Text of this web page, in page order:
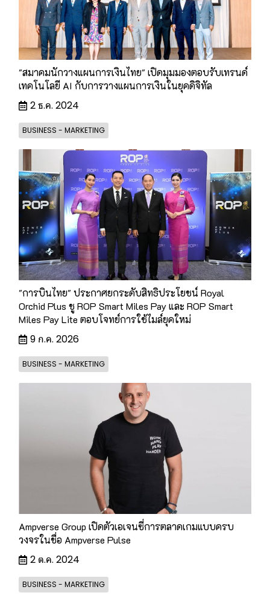
"สมาคมนักวางแผนการเงินไทย" เปิดมุมมองตอบรับเทรนด์
เทคโนโลยี AI กับการวางแผนการเงินในยุคดิจิทัล
2 ธ.ค. 2024
BUSINESS - MARKETING
"การบินไทย" ประกาศยกระดับสิทธิประโยชน์ Royal
Orchid Plus ชู ROP Smart Miles Pay และ ROP Smart
Miles Pay Lite ตอบโจทย์การใช้ไมล์ยุคใหม่
9 ก.ค. 2026
BUSINESS - MARKETING
Ampverse Group เปิดตัวเอเจนซี่การตลาดเกมแบบครบ
วงจรในชื่อ Ampverse Pulse
2 ต.ค. 2024
BUSINESS - MARKETING